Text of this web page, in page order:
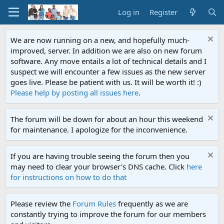
Log in Register
We are now running on a new, and hopefully much-
improved, server. In addition we are also on new forum
software. Any move entails a lot of technical details and I
suspect we will encounter a few issues as the new server
goes live. Please be patient with us. It will be worth it! :)
Please help by posting all issues here.
The forum will be down for about an hour this weekend
for maintenance. I apologize for the inconvenience.
If you are having trouble seeing the forum then you
may need to clear your browser's DNS cache. Click here
for instructions on how to do that
Please review the Forum Rules frequently as we are
constantly trying to improve the forum for our members